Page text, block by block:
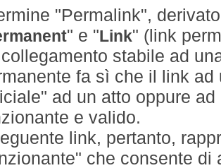
"Permalink",
" e " Link" (link
stabile ad
fa sì che il link
ad un atto oppure
e valido.
link, pertanto,
che consente